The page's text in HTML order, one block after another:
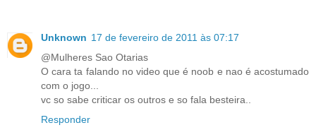
Unknown 17 de fevereiro de 2011 às 07:17
@Mulheres Sao Otarias
O cara ta falando no video que é noob e nao é acostumado
com o jogo...
vc so sabe criticar os outros e so fala besteira..
Responder